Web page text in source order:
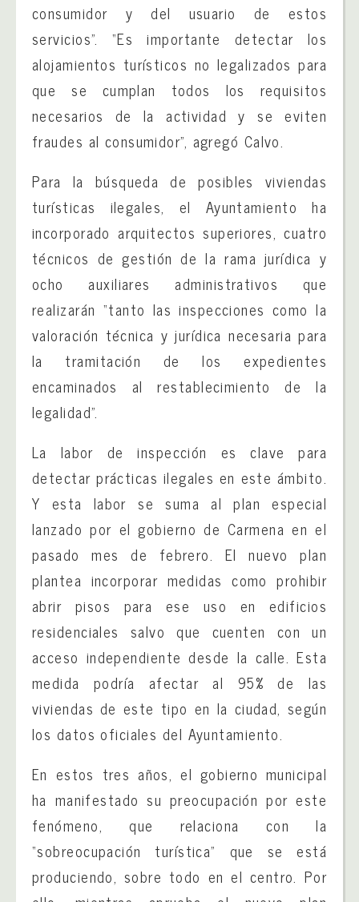
consumidor y del usuario de estos
servicios”. “Es importante detectar los
alojamientos turísticos no legalizados para
que se cumplan todos los requisitos
necesarios de la actividad y se eviten
fraudes al consumidor”, agregó Calvo.
Para la búsqueda de posibles viviendas
turísticas ilegales, el Ayuntamiento ha
incorporado arquitectos superiores, cuatro
técnicos de gestión de la rama jurídica y
ocho auxiliares administrativos que
realizarán “tanto las inspecciones como la
valoración técnica y jurídica necesaria para
la tramitación de los expedientes
encaminados al restablecimiento de la
legalidad”.
La labor de inspección es clave para
detectar prácticas ilegales en este ámbito.
Y esta labor se suma al plan especial
lanzado por el gobierno de Carmena en el
pasado mes de febrero. El nuevo plan
plantea incorporar medidas como prohibir
abrir pisos para ese uso en edificios
residenciales salvo que cuenten con un
acceso independiente desde la calle. Esta
medida podría afectar al 95% de las
viviendas de este tipo en la ciudad, según
los datos oficiales del Ayuntamiento.
En estos tres años, el gobierno municipal
ha manifestado su preocupación por este
fenómeno, que relaciona con la
“sobreocupación turística” que se está
produciendo, sobre todo en el centro. Por